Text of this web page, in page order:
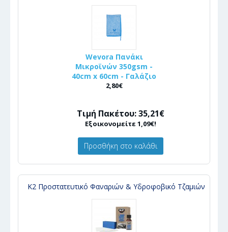
Wevora Πανάκι
Μικροϊνών 350gsm -
40cm x 60cm - Γαλάζιο
2,80€
Τιμή Πακέτου: 35,21€
Εξοικονομείτε 1,09€!
Προσθήκη στο καλάθι
Κ2 Προστατευτικό Φαναριών & Υδροφοβικό Τζαμιών